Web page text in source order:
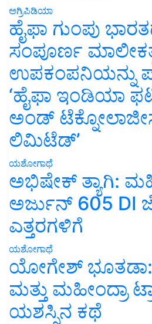
ಅಗ್ರಿಪಿಡಿಯಾ
ಹೈಫಾ ಗುಂಪು
ಸಂಪೂರ್ಣ
ಉಪಕಂಪನಿಯನ್ನು
‘ಹೈಫಾ ಇಂಡಿಯಾ
ಅಂಡ್
ಲಿಮಿಟೆಡ್’
ಯಶೋಗಾಥೆ
ಅಭಿಷೇಕ್ ತ್ಯಾಗಿ:
ಅರ್ಜುನ್ 605 DI
ಎತ್ತರಗಳಿಗೆ
ಯಶೋಗಾಥೆ
ಯೋಗೇಶ್ ಭೂತಡಾ:
ಮತ್ತು ಮಹೀಂದ್ರಾ
ಯಶಸ್ಸಿನ ಕಥೆ